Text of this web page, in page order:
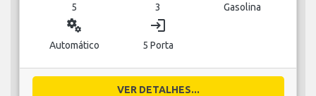
5 3 Gasolina
miscellaneous_services
Automático
login
5 Porta
VER DETALHES...